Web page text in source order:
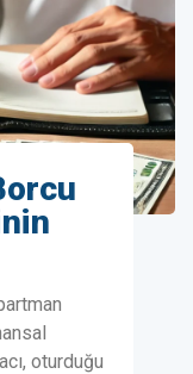
oturduğu